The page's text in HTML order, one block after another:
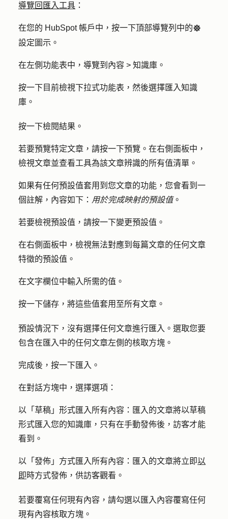
導覽回匯入工具 ：
在您的 HubSpot 帳戶中，按一下頂部導覽列中的settingsIcon
設定圖示 。
在左側功能表中，導覽到 內容 > 知識庫 。
按一下目前檢視下拉式功能表，然後選擇匯入知識
庫 。
按一下檢閱結果 。
若要預覽特定文章，請按一下預覽 。在右側面板中，
檢視文章並查看工具為該文章辨識的所有值清單。
如果有任何預設值套用到您文章的功能，您會看到一
個註解，內容如下： 用於完成映射的預設值。
若要檢視預設值，請按一下變更預設值 。
在右側面板中，檢視無法對應到每篇文章的任何文章
特徵的預設值。
在文字欄位中輸入所需的值 。
按一下儲存 ，將這些值套用至所有文章。
預設情況下，沒有選擇任何文章進行匯入。選取您要
包含在匯入中的任何文章左側的核取方塊 。
完成後，按一下匯入 。
在對話方塊中，選擇選項 ：
以「草稿」形式匯入所有內容： 匯入的文章將以草稿
形式匯入您的知識庫，只有在手動發佈後，訪客才能
看到。
以「發佈」方式匯入所有內容： 匯入的文章將立即以
即時方式發佈，供訪客觀看。
若要覆寫任何現有內容，請勾選以匯入內容覆寫任何
現有內容核取方塊。